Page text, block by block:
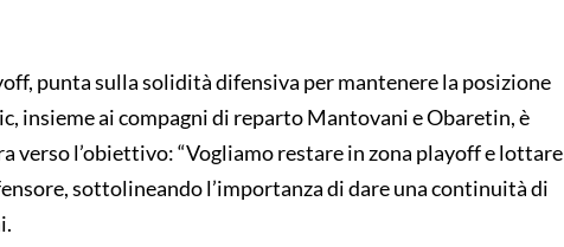
punta sulla solidità difensiva per mantenere la posizione
insieme ai compagni di reparto Mantovani e Obaretin, è
verso l’obiettivo: “Vogliamo restare in zona playoff e lottare
sottolineando l’importanza di dare una continuità di